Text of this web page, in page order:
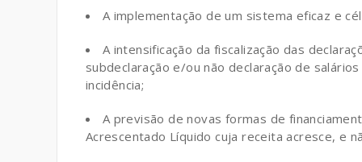
A implementação de um sistema eficaz e
A intensificação da fiscalização das
subdeclaração e/ou não declaração de
incidência;
A previsão de novas formas de
Acrescentado Líquido cuja receita acresce, e